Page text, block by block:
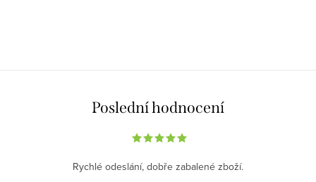
Poslední hodnocení
Rychlé odeslání, dobře zabalené zboží.